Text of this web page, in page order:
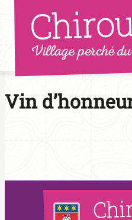
Aller
au
contenu
Vin